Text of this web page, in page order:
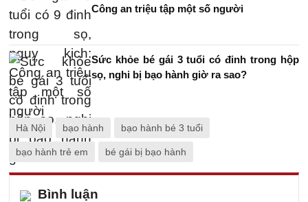
Công an triệu tập một số người
Sức khỏe bé gái 3 tuổi có đinh trong hộp
sọ, nghi bị bạo hành giờ ra sao?
Hà Nội bạo hành bạo hành bé 3 tuổi
bạo hành trẻ em bé gái bị bạo hành
Bình luận